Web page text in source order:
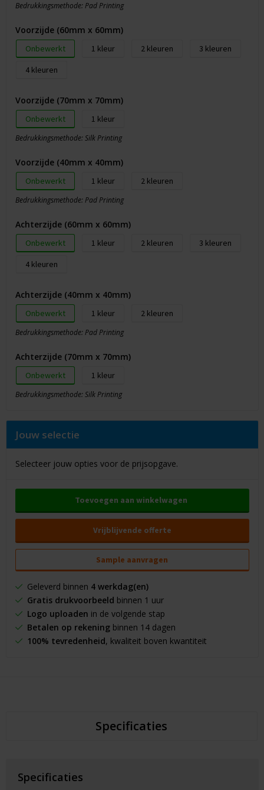
Bedrukkingsmethode: Pad Printing
Voorzijde (60mm x 60mm)
Onbewerkt 1 2
3
4
Voorzijde (70mm x 70mm)
Onbewerkt 1
Bedrukkingsmethode: Silk Printing
Voorzijde (40mm x 40mm)
Onbewerkt 1 2
Bedrukkingsmethode: Pad Printing
Achterzijde (60mm x 60mm)
Onbewerkt 1 2
3
4
Achterzijde (40mm x 40mm)
Onbewerkt 1 2
Bedrukkingsmethode: Pad Printing
Achterzijde (70mm x 70mm)
Onbewerkt 1
Bedrukkingsmethode: Silk Printing
Jouw selectie
Selecteer jouw opties voor de prijsopgave.
Toevoegen aan winkelwagen
Vrijblijvende offerte
Sample aanvragen
Geleverd binnen 4 werkdag(en)
Gratis drukvoorbeeld binnen 1 uur
Logo uploaden in de volgende stap
Betalen op rekeningbinnen 14 dagen
100% tevredenheid, kwaliteit boven kwantiteit
Specificaties
Specificaties